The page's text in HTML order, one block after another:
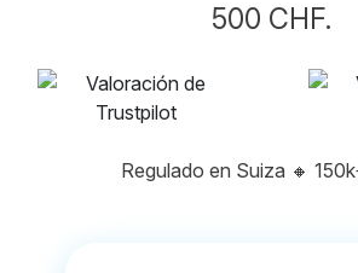
500 CHF.
Regulado en Suiza 🔸